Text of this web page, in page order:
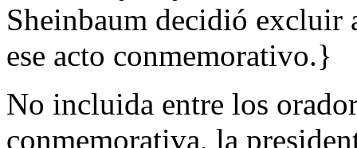
Sheinbaum decidió excluir
ese acto conmemorativo.}
No incluida entre los
conmemorativa, la